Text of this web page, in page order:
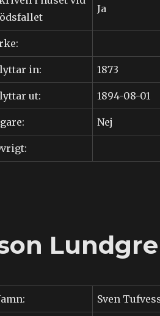
Ja
in: 1873
ut: 1894-08-01
Nej
Sven